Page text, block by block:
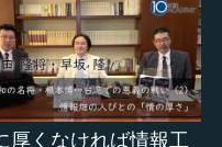
厚くなければ情報工